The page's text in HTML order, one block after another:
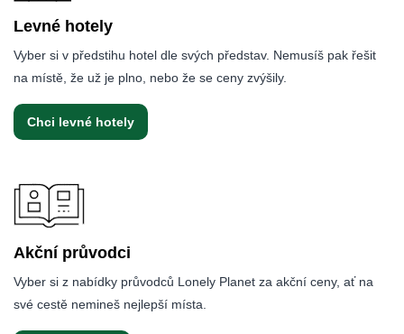
Levné hotely
Vyber si v předstihu hotel dle svých představ. Nemusíš pak řešit
na místě, že už je plno, nebo že se ceny zvýšily.
Chci levné hotely
Akční průvodci
Vyber si z nabídky průvodců Lonely Planet za akční ceny, ať na
své cestě nemineš nejlepší místa.